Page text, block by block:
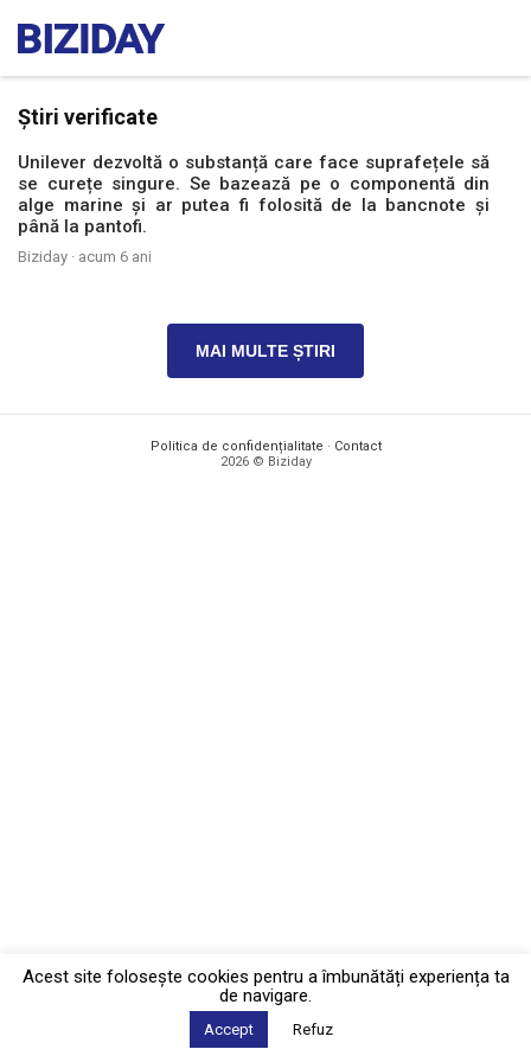
Știri verificate
Unilever dezvoltă o substanță care face suprafețele să
se curețe singure. Se bazează pe o componentă din
alge marine și ar putea fi folosită de la bancnote și
până la pantofi.
Biziday · acum 6 ani
MAI MULTE ȘTIRI
Politica de confidențialitate · Contact
2026 © Biziday
Acest site foloseşte cookies pentru a îmbunătăți experiența ta
de navigare.
Accept Refuz